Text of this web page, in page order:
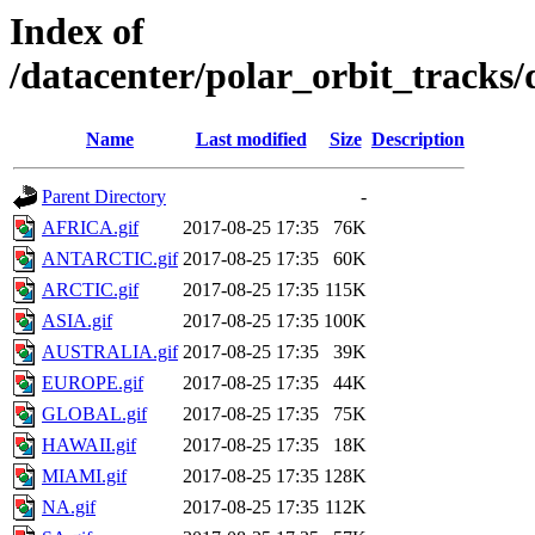
Index of
/datacenter/polar_orbit_tracks/
Name Last modified Size Description
Parent Directory
-
AFRICA.gif
2017-08-25 17:35
76K
ANTARCTIC.gif 2017-08-25 17:35
60K
ARCTIC.gif
2017-08-25 17:35 115K
ASIA.gif
2017-08-25 17:35 100K
AUSTRALIA.gif 2017-08-25 17:35
39K
EUROPE.gif
2017-08-25 17:35
44K
GLOBAL.gif
2017-08-25 17:35
75K
HAWAII.gif
2017-08-25 17:35
18K
MIAMI.gif
2017-08-25 17:35 128K
NA.gif
2017-08-25 17:35 112K